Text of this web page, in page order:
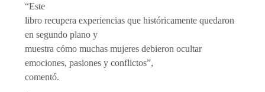
“Este
libro recupera experiencias que históricamente quedaron
en segundo plano y
muestra cómo muchas mujeres debieron ocultar
emociones, pasiones y conflictos”,
comentó.